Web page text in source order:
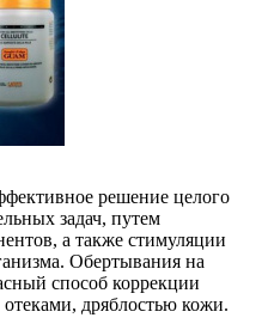
решение целого
задач, путем
а также стимуляции
Обертывания на
способ коррекции
дряблостью кожи.